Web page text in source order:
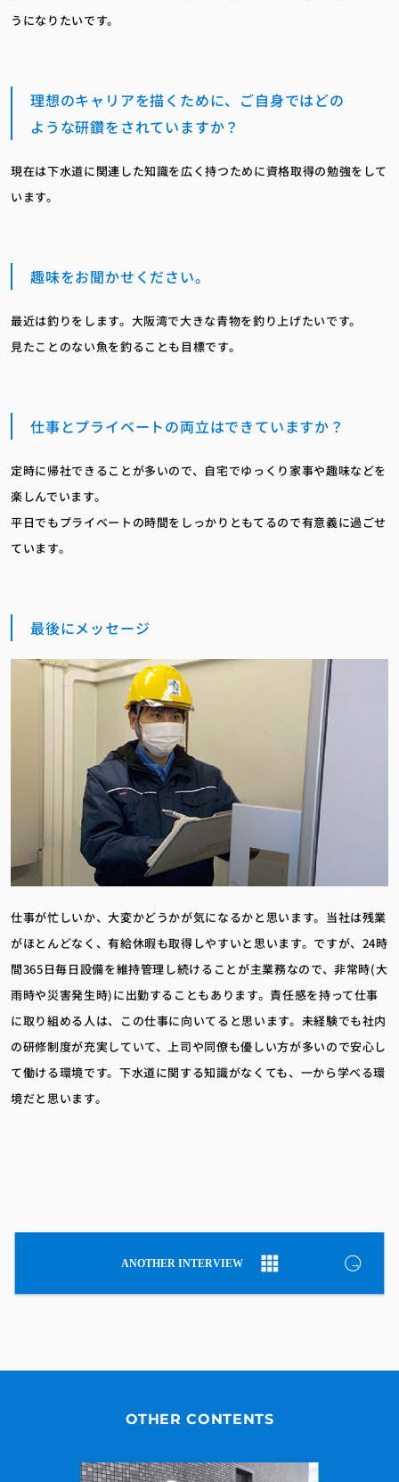
うになりたいです。
理想のキャリアを描くために、ご自身ではどの
ような研鑽をされていますか？
現在は下水道に関連した知識を広く持つために資格取得の勉強をして
います。
趣味をお聞かせください。
最近は釣りをします。大阪湾で大きな青物を釣り上げたいです。
見たことのない魚を釣ることも目標です。
仕事とプライベートの両立はできていますか？
定時に帰社できることが多いので、自宅でゆっくり家事や趣味などを
楽しんでいます。
平日でもプライベートの時間をしっかりともてるので有意義に過ごせ
ています。
最後にメッセージ
仕事が忙しいか、大変かどうかが気になるかと思います。当社は残業
がほとんどなく、有給休暇も取得しやすいと思います。ですが、24時
間365日毎日設備を維持管理し続けることが主業務なので、非常時(大
雨時や災害発生時)に出勤することもあります。責任感を持って仕事
に取り組める人は、この仕事に向いてると思います。未経験でも社内
の研修制度が充実していて、上司や同僚も優しい方が多いので安心し
て働ける環境です。下水道に関する知識がなくても、一から学べる環
境だと思います。
OTHER CONTENTS